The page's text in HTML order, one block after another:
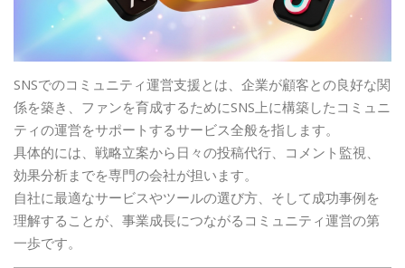
SNSでのコミュニティ運営支援とは、企業が顧客との良好な関
係を築き、ファンを育成するためにSNS上に構築したコミュニ
ティの運営をサポートするサービス全般を指します。
具体的には、戦略立案から日々の投稿代行、コメント監視、
効果分析までを専門の会社が担います。
自社に最適なサービスやツールの選び方、そして成功事例を
理解することが、事業成長につながるコミュニティ運営の第
一歩です。